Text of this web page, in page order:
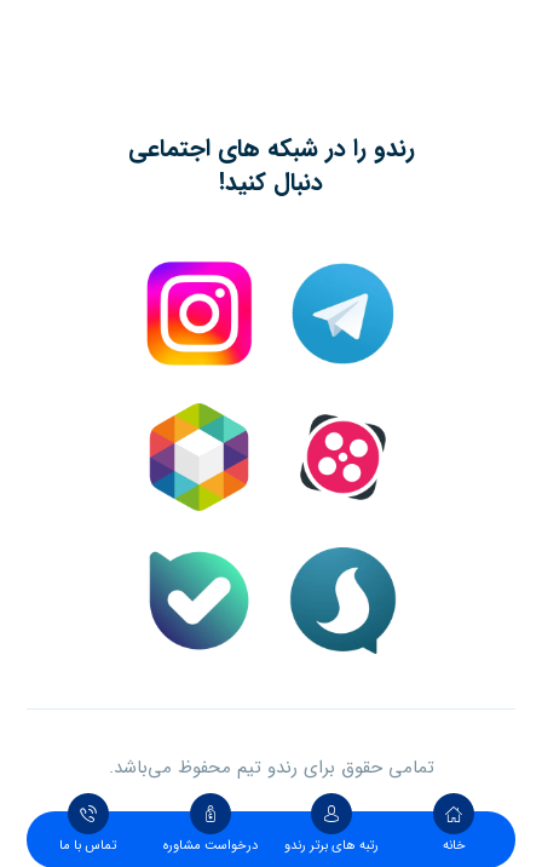
رندو را در شبکه های اجتماعی
دنبال کنید!
تمامی حقوق برای رندو تیم محفوظ می‌باشد.
خانه رتبه های برتر رندو درخواست مشاوره تماس با ما